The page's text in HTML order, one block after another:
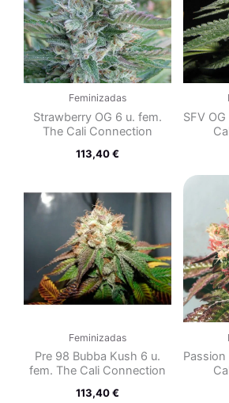
Feminizadas
Strawberry OG 6 u. fem.
The Cali Connection
113,40€
SFV
Feminizadas
Pre 98 Bubba Kush 6 u.
fem. The Cali Connection
113,40€
Passion